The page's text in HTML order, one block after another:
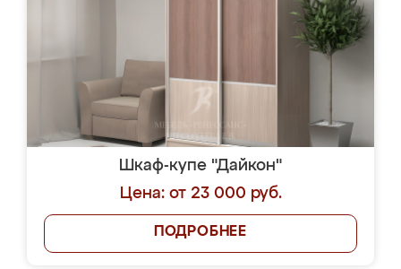
Шкаф-купе "Дайкон"
Цена: от 23 000 руб.
ПОДРОБНЕЕ